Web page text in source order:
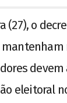
o
devem
eleitoral